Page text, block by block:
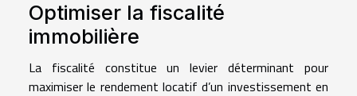
Optimiser la fiscalité
immobilière
La fiscalité constitue un levier déterminant pour
maximiser le rendement locatif d’un investissement en